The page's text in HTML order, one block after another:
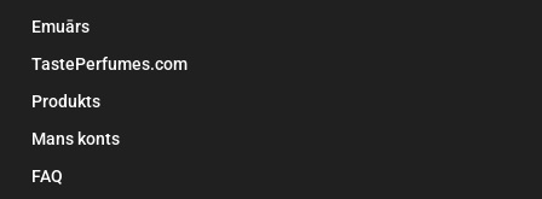
Emuārs
TastePerfumes.com
Produkts
Mans konts
FAQ